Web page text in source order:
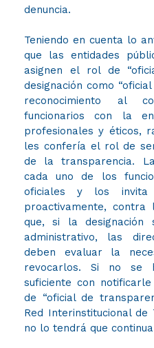
denuncia.
Teniendo en cuenta lo
que las entidades
asignen el rol de
designación como
reconocimiento al
funcionarios con la
profesionales y éticos,
les confería el rol de
de la transparencia.
cada uno de los
oficiales y los invita
proactivamente, contra
que, si la designación
administrativo, las
deben evaluar la
revocarlos. Si no se
suficiente con
de “oficial de
Red Interinstitucional de
no lo tendrá que